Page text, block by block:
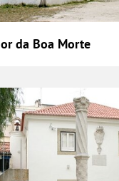
da Boa Morte
Câmara de